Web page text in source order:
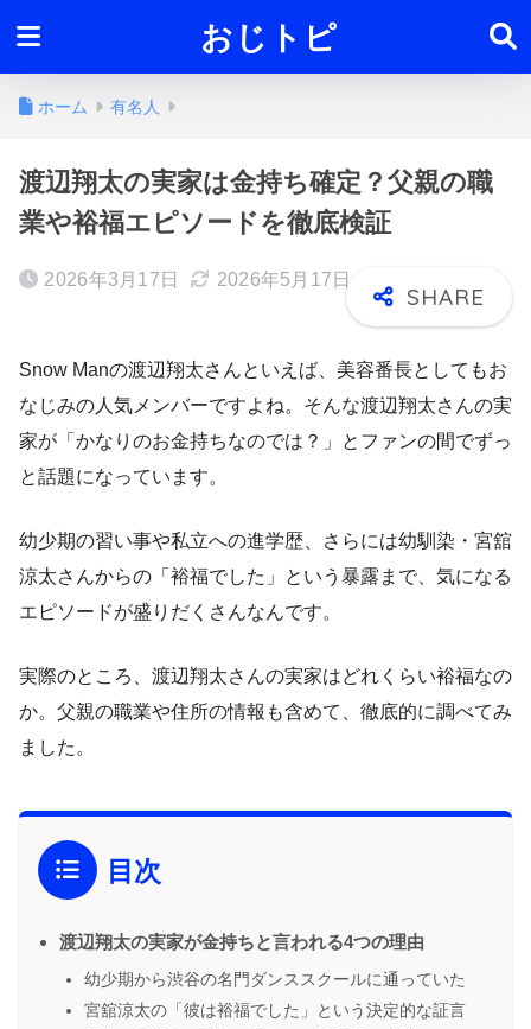
おじトピ
ホーム 有名人
渡辺翔太の実家は金持ち確定？父親の職
業や裕福エピソードを徹底検証
2026年3月17日 2026年5月17日
Snow Manの渡辺翔太さんといえば、美容番長としてもお
なじみの人気メンバーですよね。そんな渡辺翔太さんの実
家が「かなりのお金持ちなのでは？」とファンの間でずっ
と話題になっています。
幼少期の習い事や私立への進学歴、さらには幼馴染・宮舘
涼太さんからの「裕福でした」という暴露まで、気になる
エピソードが盛りだくさんなんです。
実際のところ、渡辺翔太さんの実家はどれくらい裕福なの
か。父親の職業や住所の情報も含めて、徹底的に調べてみ
ました。
目次
渡辺翔太の実家が金持ちと言われる4つの理由
幼少期から渋谷の名門ダンススクールに通っていた
宮舘涼太の「彼は裕福でした」という決定的な証言